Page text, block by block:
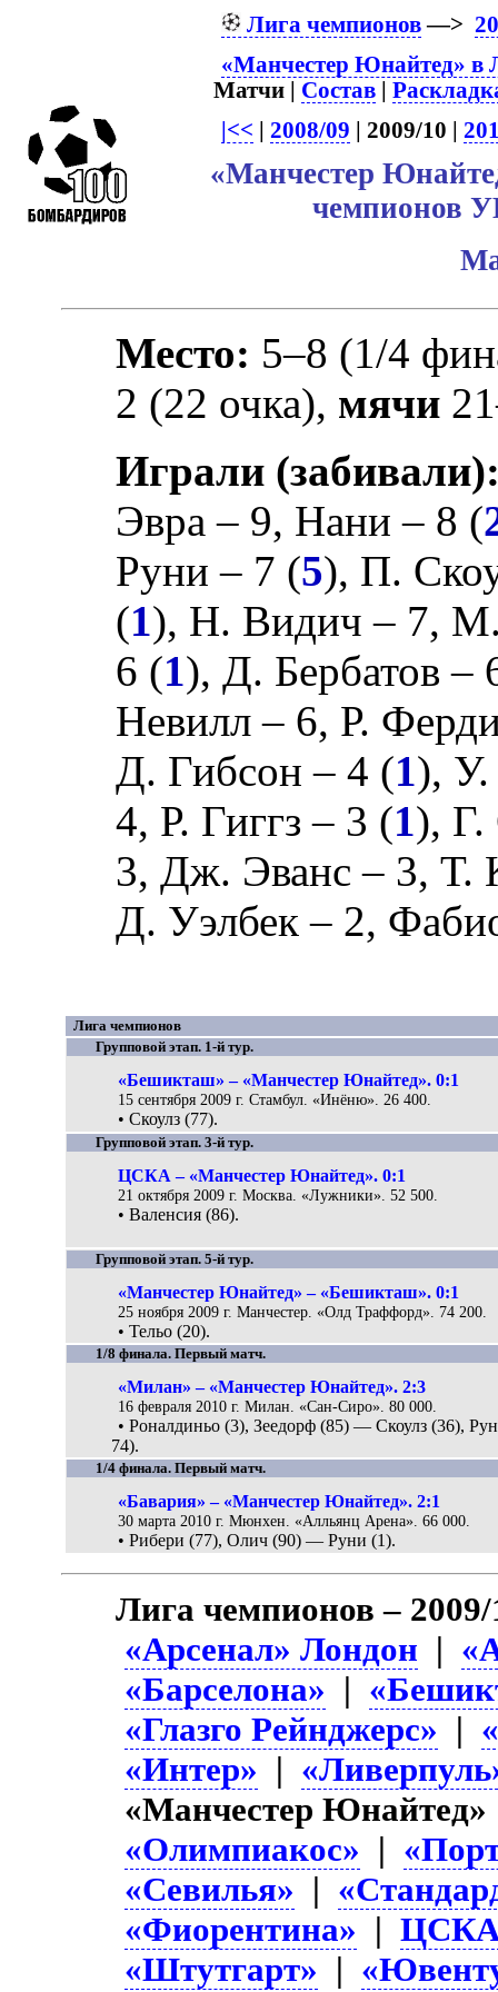
Лига чемпионов—>
«Манчестер Юнайтед» в
Матчи | Состав|
|<< | 2008/09 | 2009/10 |
«Манчестер
чемпионов
Место: 5–8 (1/4
2 (22 очка), мячи
Играли
Эвра – 9, Нани – 8 (
Руни – 7 (5), П.
(1), Н. Видич – 7,
6 (1),Д. Бербатов –
Невилл – 6, Р.
Д. Гибсон – 4 (1), У.
4, Р. Гиггз – 3 (1), Г.
3,Дж. Эванс – 3,Т.
Д. Уэлбек – 2,
Лига чемпионов
Групповой этап. 1-й тур.
«Бешикташ» – «Манчестер Юнайтед». 0:1
15 сентября 2009 г. Стамбул. «Инёню». 26 400.
• Скоулз (77).
Групповой этап. 3-й тур.
ЦСКА – «Манчестер Юнайтед». 0:1
21 октября 2009 г. Москва. «Лужники». 52 500.
• Валенсия (86).
Групповой этап. 5-й тур.
«Манчестер Юнайтед» – «Бешикташ». 0:1
25 ноября 2009 г. Манчестер. «Олд Траффорд». 74 200.
• Тельо (20).
1/8 финала. Первый матч.
«Милан» – «Манчестер Юнайтед». 2:3
16 февраля 2010 г. Милан. «Сан-Сиро». 80 000.
• Роналдиньо (3), Зеедорф (85) — Скоулз (36),
74).
1/4 финала. Первый матч.
«Бавария» – «Манчестер Юнайтед». 2:1
30 марта 2010 г. Мюнхен. «Алльянц Арена». 66 000.
• Рибери (77), Олич (90) — Руни (1).
Лига чемпионов –
«Арсенал» Лондон |
«Барселона» |
«Глазго Рейнджерс» |
«Интер» |
«Манчестер
«Олимпиакос» |
«Севилья» |
«Фиорентина» |
«Штутгарт» |